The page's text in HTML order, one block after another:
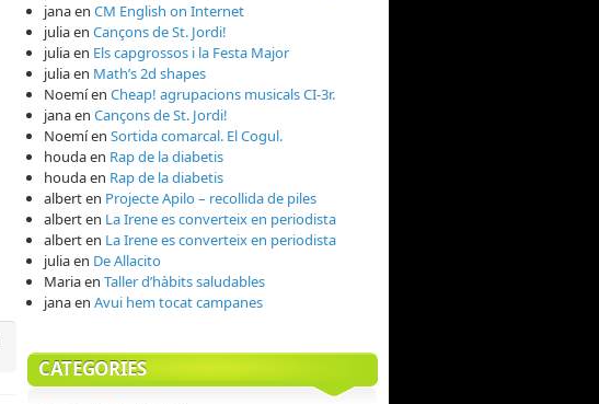
janaen CM English on Internet
juliaen Cançons de St. Jordi!
juliaen Els capgrossos i la Festa Major
juliaen Math’s 2d shapes
Noemíen Cheap! agrupacions musicals CI-3r.
janaen Cançons de St. Jordi!
Noemíen Sortida comarcal. El Cogul.
houdaen Rap de la diabetis
houdaen Rap de la diabetis
alberten Projecte Apilo – recollida de piles
alberten La Irene es converteix en periodista
alberten La Irene es converteix en periodista
juliaen De Allacito
Mariaen Taller d’hàbits saludables
janaen Avui hem tocat campanes
CATEGORIES